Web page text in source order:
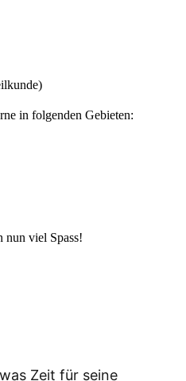
in folgenden Gebieten:
nun viel Spass!
Zeit für seine